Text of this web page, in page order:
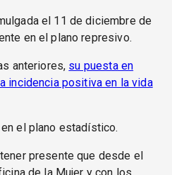
el 11 de diciembre de
en el plano represivo.
anteriores, su puesta en
incidencia positiva en la vida
el plano estadístico.
presente que desde el